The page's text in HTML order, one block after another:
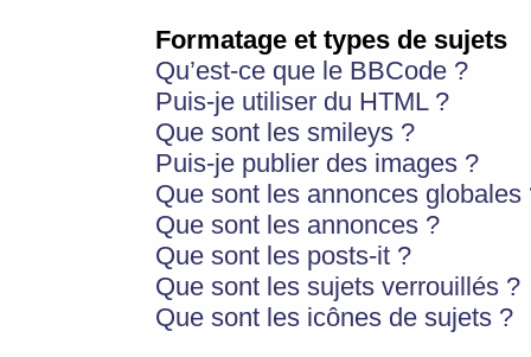
Formatage et types de sujets
Qu’est-ce que le BBCode ?
Puis-je utiliser du HTML ?
Que sont les smileys ?
Puis-je publier des images ?
Que sont les annonces globales
Que sont les annonces ?
Que sont les posts-it ?
Que sont les sujets verrouillés ?
Que sont les icônes de sujets ?